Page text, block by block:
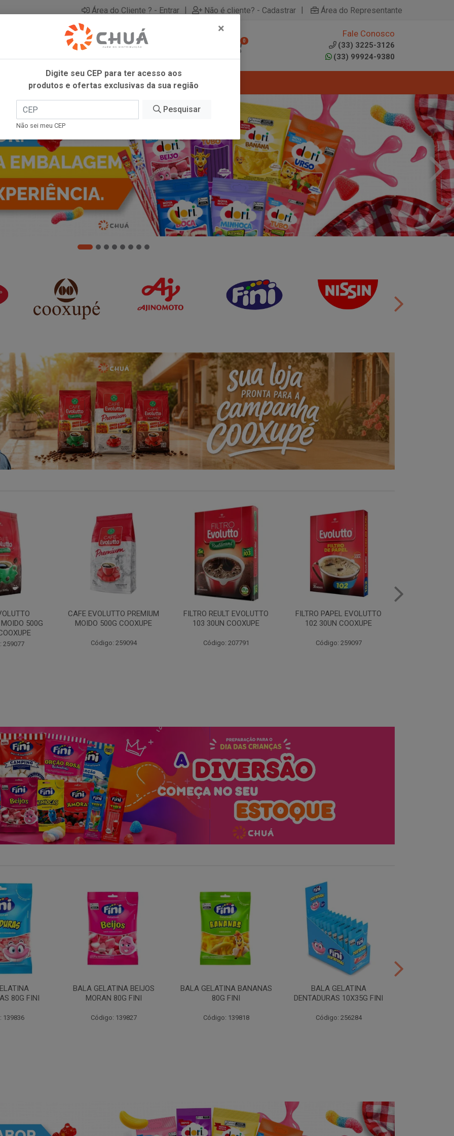
Área do Cliente ? - Entrar | Não é cliente? - Cadastrar | Área do Representante
0
Fale Conosco
(33) 3225-3126
(33) 99924-9380
PREMIUM
COOXUPE
259094
FILTRO REULT EVOLUTTO
103 30UN COOXUPE
Código: 207791
FILTRO PAPEL EVOLUTTO
102 30UN COOXUPE
Código: 259097
FILTRO PAPEL EVOLUTTO
103 30UN COOXUPE
Código: 259098
80G FINI
139836
BALA GELATINA BEIJOS
MORAN 80G FINI
Código: 139827
BALA GELATINA BANANAS
80G FINI
Código: 139818
BALA GELATINA
DENTADURAS 10X35G FINI
Código: 256284
×
Digite seu CEP para ter acesso aos
produtos e ofertas exclusivas da sua região
Pesquisar
Não sei meu CEP